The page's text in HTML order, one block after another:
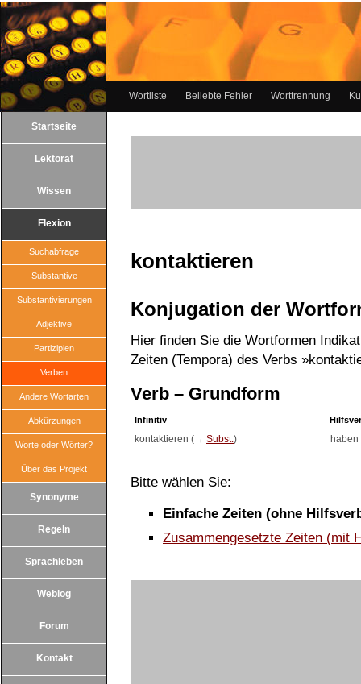
Wortliste Beliebte Fehler Worttrennung
Startseite
Lektorat
Wissen
Flexion
Suchabfrage
Substantive
Substantivierungen
Adjektive
Partizipien
Verben
Andere Wortarten
Abkürzungen
Worte oder Wörter?
Über das Projekt
Synonyme
Regeln
Sprachleben
Weblog
Forum
Kontakt
kontaktieren
Konjugation der
Hier finden Sie die Wortformen
Zeiten (Tempora) des Verbs
Verb – Grundform
Infinitiv
kontaktieren (→ Subst.) haben
Bitte wählen Sie:
Einfache Zeiten (ohne
Zusammengesetzte Zeiten (mit